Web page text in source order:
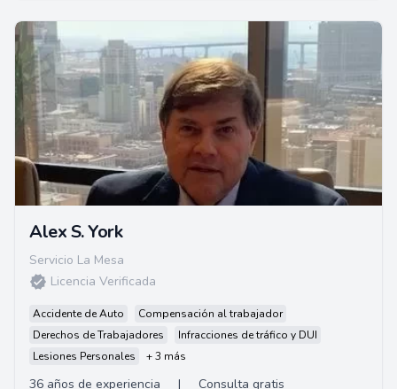
Alex S. York
Servicio La Mesa
Licencia Verificada
Accidente de Auto
Compensación al trabajador
Derechos de Trabajadores
Infracciones de tráfico y DUI
Lesiones Personales
+ 3 más
36 años de experiencia |
Consulta gratis